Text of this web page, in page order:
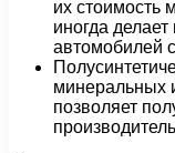
их стоимость
иногда
автомобилей
минеральных
позволяет